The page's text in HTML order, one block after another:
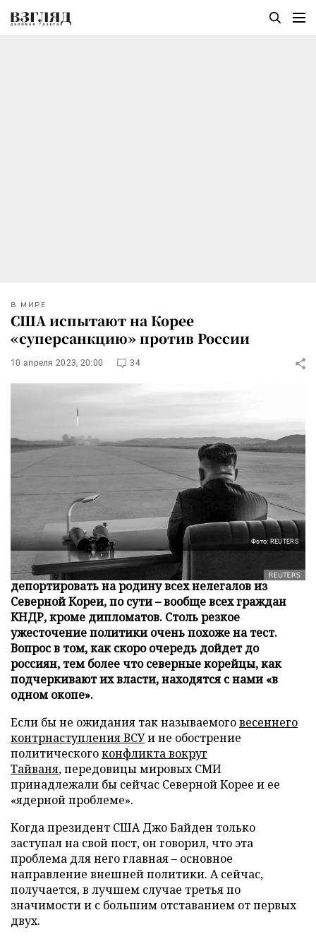
В МИРЕ
США испытают на Корее
«суперсанкцию» против России
10 апреля 2023, 20:00 34
Фото: REUTERS
США и их азиатские союзники призвали
депортировать на родину всех нелегалов из
Северной Кореи, по сути – вообще всех граждан
КНДР, кроме дипломатов. Столь резкое
ужесточение политики очень похоже на тест.
Вопрос в том, как скоро очередь дойдет до
россиян, тем более что северные корейцы, как
подчеркивают их власти, находятся с нами «в
одном окопе».
Если бы не ожидания так называемоговесеннего
контрнаступления ВСУи не обострение
политическогоконфликта вокруг
Тайваня, передовицы мировых СМИ
принадлежали бы сейчас Северной Корее и ее
«ядерной проблеме».
Когда президент США Джо Байден только
заступал на свой пост, он говорил, что эта
проблема для него главная – основное
направление внешней политики. А сейчас,
получается, в лучшем случае третья по
значимости и с большим отставанием от первых
двух.